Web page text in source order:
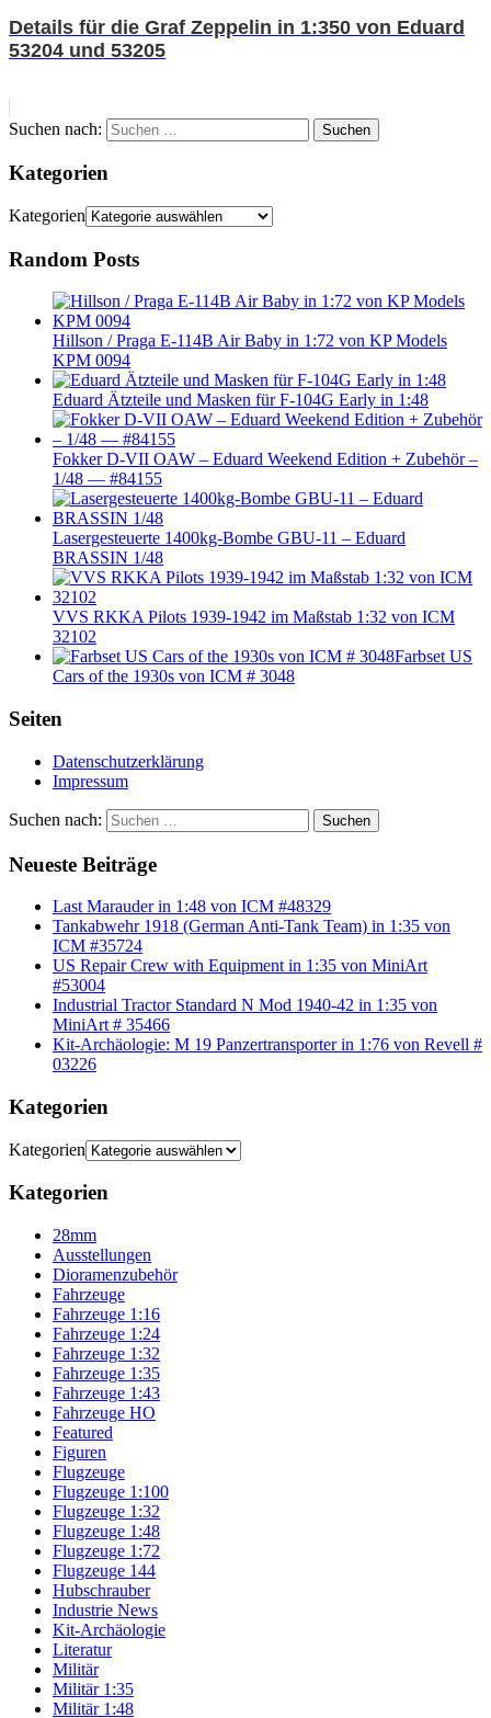
Details für die Graf Zeppelin in 1:350 von Eduard
53204 und 53205
Suchen nach: Suchen
Kategorien
Kategorien
Random Posts
Hillson / Praga E-114B Air Baby in 1:72 von KP Models
KPM 0094
Eduard Ätzteile und Masken für F-104G Early in 1:48
Fokker D-VII OAW – Eduard Weekend Edition + Zubehör –
1/48 — #84155
Lasergesteuerte 1400kg-Bombe GBU-11 – Eduard
BRASSIN 1/48
VVS RKKA Pilots 1939-1942 im Maßstab 1:32 von ICM
32102
Farbset US
Cars of the 1930s von ICM # 3048
Seiten
Datenschutzerklärung
Impressum
Suchen nach: Suchen
Neueste Beiträge
Last Marauder in 1:48 von ICM #48329
Tankabwehr 1918 (German Anti-Tank Team) in 1:35 von
ICM #35724
US Repair Crew with Equipment in 1:35 von MiniArt
#53004
Industrial Tractor Standard N Mod 1940-42 in 1:35 von
MiniArt # 35466
Kit-Archäologie: M 19 Panzertransporter in 1:76 von Revell #
03226
Kategorien
Kategorien
Kategorien
28mm
Ausstellungen
Dioramenzubehör
Fahrzeuge
Fahrzeuge 1:16
Fahrzeuge 1:24
Fahrzeuge 1:32
Fahrzeuge 1:35
Fahrzeuge 1:43
Fahrzeuge HO
Featured
Figuren
Flugzeuge
Flugzeuge 1:100
Flugzeuge 1:32
Flugzeuge 1:48
Flugzeuge 1:72
Flugzeuge 144
Hubschrauber
Industrie News
Kit-Archäologie
Literatur
Militär
Militär 1:35
Militär 1:48